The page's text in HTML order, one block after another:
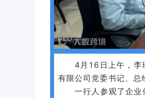
4月16日上午，李
有限公司党委书记、总
一行人参观了企